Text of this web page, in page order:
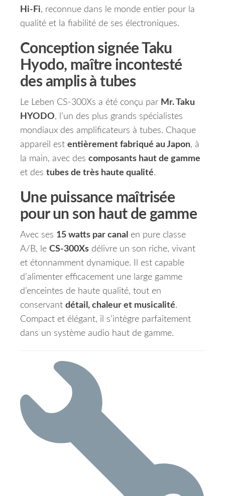
Hi-Fi, reconnue dans le monde entier pour la
qualité et la fiabilité de ses électroniques.
Conception signée Taku
Hyodo, maître incontesté
des amplis à tubes
Le Leben CS-300Xs a été conçu par Mr. Taku
HYODO, l’un des plus grands spécialistes
mondiaux des amplificateurs à tubes. Chaque
appareil est entièrement fabriqué au Japon, à
la main, avec des composants haut de gamme
et des tubes de très haute qualité.
Une puissance maîtrisée
pour un son haut de gamme
Avec ses 15 watts par canal en pure classe
A/B, le CS-300Xs délivre un son riche, vivant
et étonnamment dynamique. Il est capable
d’alimenter efficacement une large gamme
d’enceintes de haute qualité, tout en
conservant détail, chaleur et musicalité.
Compact et élégant, il s’intègre parfaitement
dans un système audio haut de gamme.